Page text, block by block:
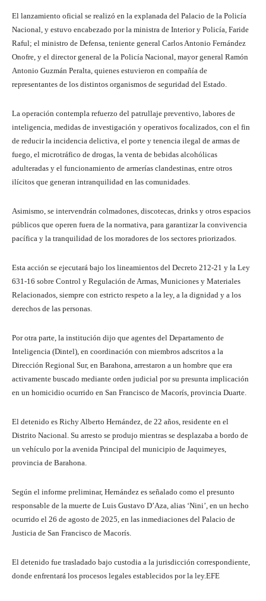
El lanzamiento oficial se realizó en la explanada del Palacio de la Policía
Nacional, y estuvo encabezado por la ministra de Interior y Policía, Faride
Raful; el ministro de Defensa, teniente general Carlos Antonio Fernández
Onofre, y el director general de la Policía Nacional, mayor general Ramón
Antonio Guzmán Peralta, quienes estuvieron en compañía de
representantes de los distintos organismos de seguridad del Estado.
La operación contempla refuerzo del patrullaje preventivo, labores de
inteligencia, medidas de investigación y operativos focalizados, con el fin
de reducir la incidencia delictiva, el porte y tenencia ilegal de armas de
fuego, el microtráfico de drogas, la venta de bebidas alcohólicas
adulteradas y el funcionamiento de armerías clandestinas, entre otros
ilícitos que generan intranquilidad en las comunidades.
Asimismo, se intervendrán colmadones, discotecas, drinks y otros espacios
públicos que operen fuera de la normativa, para garantizar la convivencia
pacífica y la tranquilidad de los moradores de los sectores priorizados.
Esta acción se ejecutará bajo los lineamientos del Decreto 212-21 y la Ley
631-16 sobre Control y Regulación de Armas, Municiones y Materiales
Relacionados, siempre con estricto respeto a la ley, a la dignidad y a los
derechos de las personas.
Por otra parte, la institución dijo que agentes del Departamento de
Inteligencia (Dintel), en coordinación con miembros adscritos a la
Dirección Regional Sur, en Barahona, arrestaron a un hombre que era
activamente buscado mediante orden judicial por su presunta implicación
en un homicidio ocurrido en San Francisco de Macorís, provincia Duarte.
El detenido es Richy Alberto Hernández, de 22 años, residente en el
Distrito Nacional. Su arresto se produjo mientras se desplazaba a bordo de
un vehículo por la avenida Principal del municipio de Jaquimeyes,
provincia de Barahona.
Según el informe preliminar, Hernández es señalado como el presunto
responsable de la muerte de Luis Gustavo D’Aza, alias ‘Nini’, en un hecho
ocurrido el 26 de agosto de 2025, en las inmediaciones del Palacio de
Justicia de San Francisco de Macorís.
El detenido fue trasladado bajo custodia a la jurisdicción correspondiente,
donde enfrentará los procesos legales establecidos por la ley.EFE